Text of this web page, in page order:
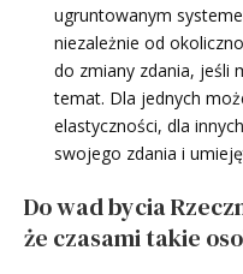
ugruntowanym
niezależnie od
do zmiany zdania, jeśli
temat. Dla jednych
elastyczności, dla
swojego zdania i
Do wad bycia
że czasami takie